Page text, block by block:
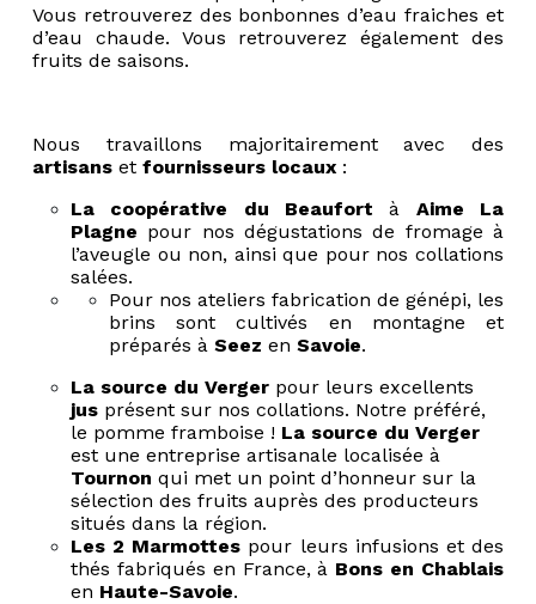
Vous retrouverez des bonbonnes d’eau fraiches et
d’eau chaude. Vous retrouverez également des
fruits de saisons.
Nous travaillons majoritairement avec des
artisans et fournisseurs locaux :
La coopérative du Beaufort à Aime La
Plagne pour nos dégustations de fromage à
l’aveugle ou non, ainsi que pour nos collations
salées.
Pour nos ateliers fabrication de génépi, les
brins sont cultivés en montagne et
préparés à Seez en Savoie.
La source du Verger pour leurs excellents
jus présent sur nos collations. Notre préféré,
le pomme framboise ! La source du Verger
est une entreprise artisanale localisée à
Tournon qui met un point d’honneur sur la
sélection des fruits auprès des producteurs
situés dans la région.
Les 2 Marmottes pour leurs infusions et des
thés fabriqués en France, à Bons en Chablais
en Haute-Savoie.